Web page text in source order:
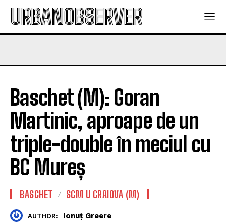
URBANOBSERVER
Baschet (M): Goran
Martinic, aproape de un
triple-double în meciul cu
BC Mureș
BASCHET SCM U CRAIOVA (M)
AUTHOR: Ionuț Greere